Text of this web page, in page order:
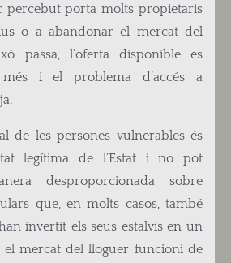
percebut porta molts propietaris
o a abandonar el mercat del
passa, l’oferta disponible es
i el problema d’accés a
de les persones vulnerables és
legítima de l’Estat i no pot
desproporcionada sobre
que, en molts casos, també
invertit els seus estalvis en un
el mercat del lloguer funcioni de